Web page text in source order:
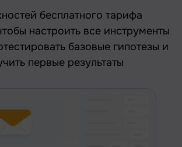
бесплатного тарифа
настроить все инструменты
базовые гипотезы и
первые результаты